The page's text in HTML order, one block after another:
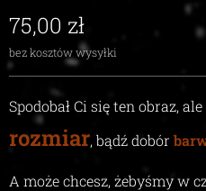
75,00 zł
bez kosztów wysyłki
Spodobał Ci się ten obraz,
rozmiar, bądź dobór
A może chcesz, żebyśmy w